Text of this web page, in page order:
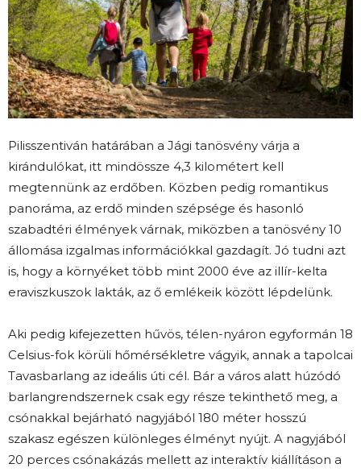
Pilisszentiván határában a Jági tanösvény várja a
kirándulókat, itt mindössze 4,3 kilométert kell
megtennünk az erdőben. Közben pedig romantikus
panoráma, az erdő minden szépsége és hasonló
szabadtéri élmények várnak, miközben a tanösvény 10
állomása izgalmas információkkal gazdagít. Jó tudni azt
is, hogy a környéket több mint 2000 éve az illír-kelta
eraviszkuszok lakták, az ő emlékeik között lépdelünk.
Aki pedig kifejezetten hűvös, télen-nyáron egyformán 18
Celsius-fok körüli hőmérsékletre vágyik, annak a tapolcai
Tavasbarlang az ideális úti cél. Bár a város alatt húzódó
barlangrendszernek csak egy része tekinthető meg, a
csónakkal bejárható nagyjából 180 méter hosszú
szakasz egészen különleges élményt nyújt. A nagyjából
20 perces csónakázás mellett az interaktív kiállításon a